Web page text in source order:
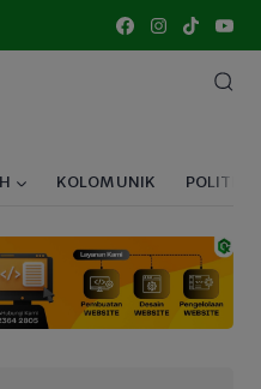
KOLOM UNIK POLITIK